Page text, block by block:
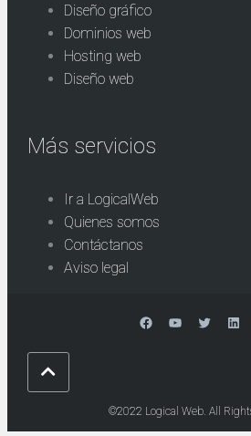
Diseño gráfico
Dominios web
Hosting web
Diseño web
Más servicios
Ir a LogicalWeb
Quienes somos
Contáctanos
Aviso legal
Facebook YouTube Twitter LinkedIn
©2022 Logical Web. All